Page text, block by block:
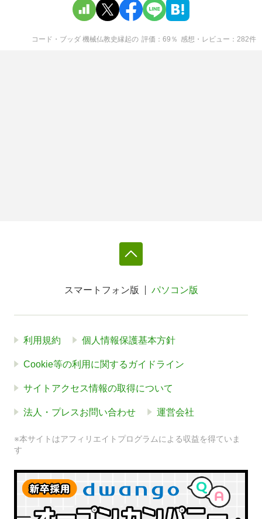
コード・ブッダ 機械仏教史縁起の 評価 69 ％ 感想・レビュー 282件
スマートフォン版 パソコン版
利用規約 個人情報保護基本方針
Cookie等の利用に関するガイドライン
サイトアクセス情報の取得について
法人・プレスお問い合わせ 運営会社
※本サイトはアフィリエイトプログラムによる収益を得ていま
す